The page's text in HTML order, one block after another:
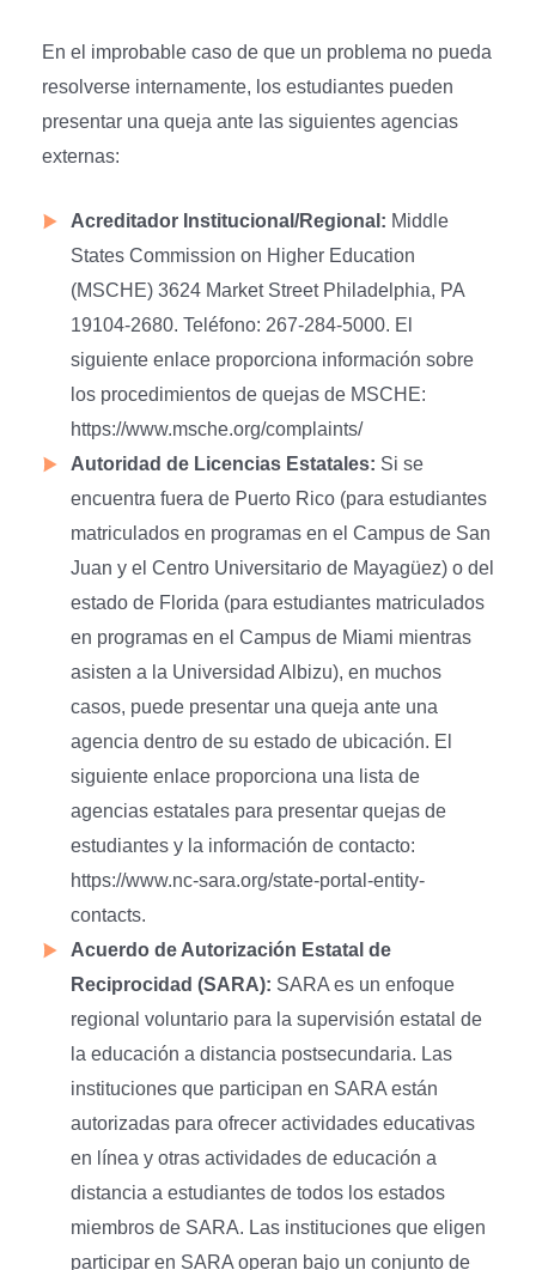
En el improbable caso de que un problema no pueda
resolverse internamente, los estudiantes pueden
presentar una queja ante las siguientes agencias
externas:
Acreditador Institucional/Regional: Middle
States Commission on Higher Education
(MSCHE) 3624 Market Street Philadelphia, PA
19104-2680. Teléfono: 267-284-5000. El
siguiente enlace proporciona información sobre
los procedimientos de quejas de MSCHE:
https://www.msche.org/complaints/
Autoridad de Licencias Estatales: Si se
encuentra fuera de Puerto Rico (para estudiantes
matriculados en programas en el Campus de San
Juan y el Centro Universitario de Mayagüez) o del
estado de Florida (para estudiantes matriculados
en programas en el Campus de Miami mientras
asisten a la Universidad Albizu), en muchos
casos, puede presentar una queja ante una
agencia dentro de su estado de ubicación. El
siguiente enlace proporciona una lista de
agencias estatales para presentar quejas de
estudiantes y la información de contacto:
https://www.nc-sara.org/state-portal-entity-
contacts.
Acuerdo de Autorización Estatal de
Reciprocidad (SARA): SARA es un enfoque
regional voluntario para la supervisión estatal de
la educación a distancia postsecundaria. Las
instituciones que participan en SARA están
autorizadas para ofrecer actividades educativas
en línea y otras actividades de educación a
distancia a estudiantes de todos los estados
miembros de SARA. Las instituciones que eligen
participar en SARA operan bajo un conjunto de